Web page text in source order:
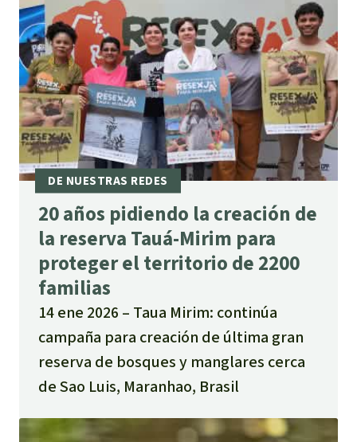
20 años pidiendo la creación de
la reserva Tauá-Mirim para
proteger el territorio de 2200
familias
14 ene 2026
Taua Mirim: continúa
campaña para creación de última gran
reserva de bosques y manglares cerca
de Sao Luis, Maranhao, Brasil